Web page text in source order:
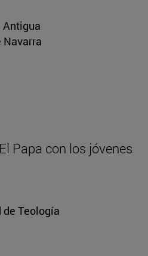
Antigua
Navarra
Papa con los jóvenes
Teología